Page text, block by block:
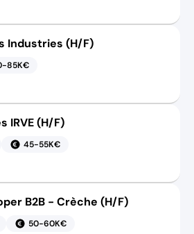
Industries (H/F)
85K€
IRVE (H/F)
45-55K€
B2B - Crèche (H/F)
50-60K€